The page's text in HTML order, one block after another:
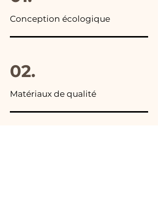
Conception écologique
02.
Matériaux de qualité